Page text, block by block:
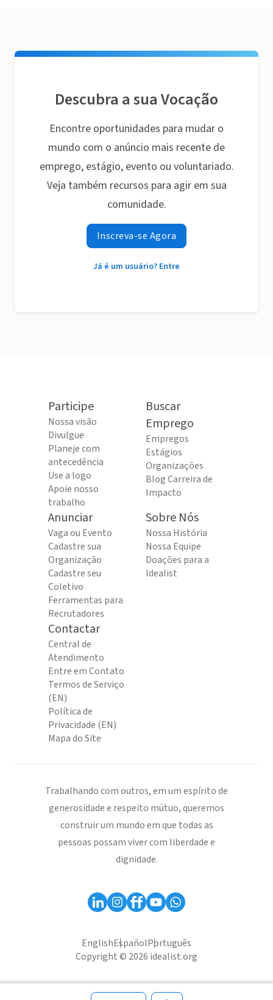
Descubra a sua Vocação
Encontre oportunidades para mudar o
mundo com o anúncio mais recente de
emprego, estágio, evento ou voluntariado.
Veja também recursos para agir em sua
comunidade.
Inscreva-se Agora
Já é um usuário? Entre
Participe
Nossa visão
Divulgue
Planeje com
antecedência
Use a logo
Apoie nosso
trabalho
Buscar
Emprego
Empregos
Estágios
Organizações
Blog Carreira de
Impacto
Anunciar
Vaga ou Evento
Cadastre sua
Organização
Cadastre seu
Coletivo
Ferramentas para
Recrutadores
Sobre Nós
Nossa História
Nossa Equipe
Doações para a
Idealist
Contactar
Central de
Atendimento
Entre em Contato
Termos de Serviço
(EN)
Política de
Privacidade (EN)
Mapa do Site
Trabalhando com outros, em um espírito de
generosidade e respeito mútuo, queremos
construir um mundo em que todas as
pessoas possam viver com liberdade e
dignidade.
EnglishEspañolPortuguês
Copyright © 2026 idealist.org